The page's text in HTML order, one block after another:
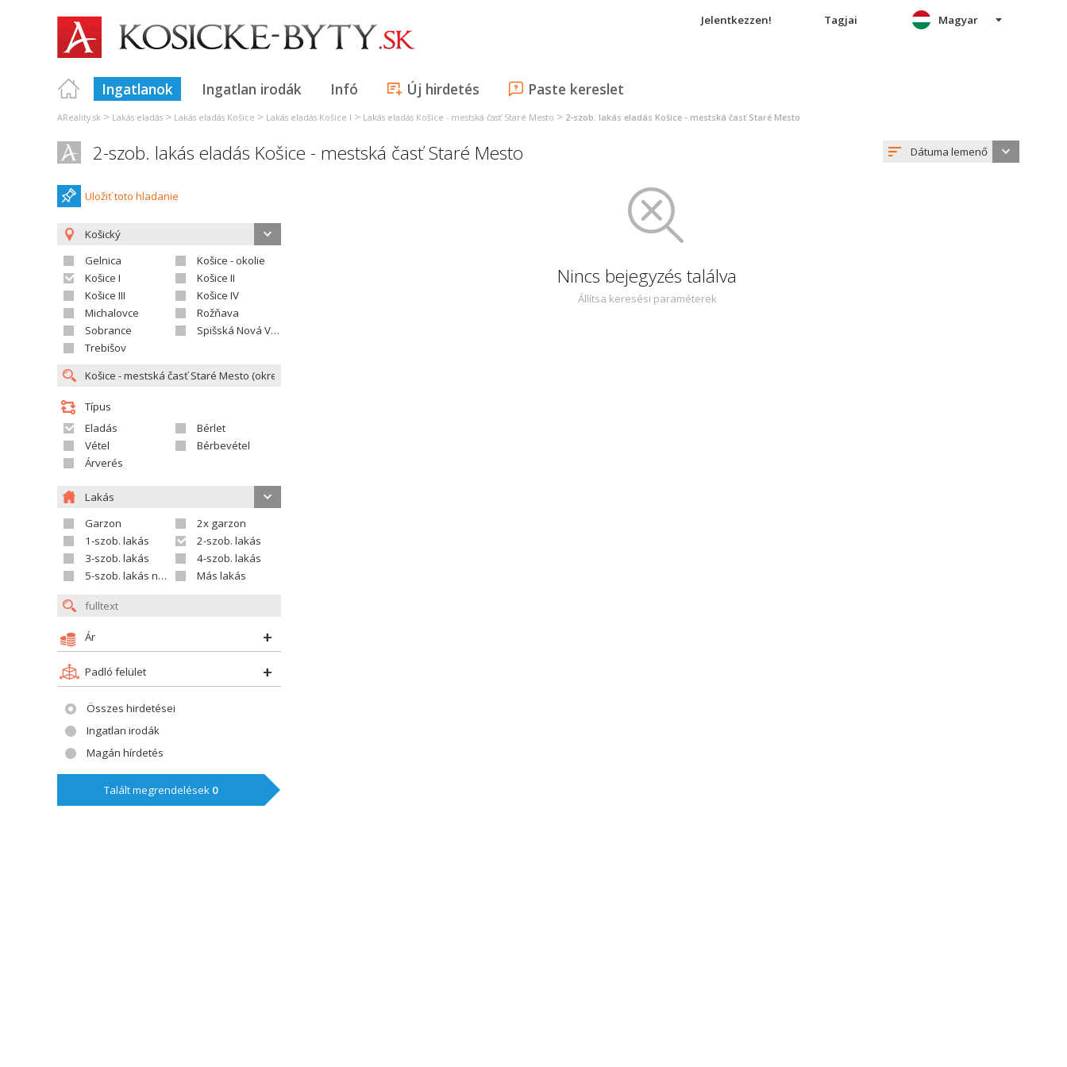
Jelentkezzen! Tagjai
Ingatlanok Ingatlan irodák Infó Új hirdetés Paste kereslet
Magyar
AReality.sk > Lakás eladás > Lakás eladás Košice > Lakás eladás Košice I > Lakás eladás Košice - mestská časť Staré Mesto > 2-szob. lakás eladás Košice - mestská časť Staré Mesto
2-szob. lakás eladás Košice - mestská časť Staré Mesto Dátuma lemenő
Uložiť toto hladanie
Košický
Gelnica
Košice - okolie
Košice I
Košice II
Košice III
Košice IV
Michalovce
Rožňava
Sobrance
Spišská Nová Ves
Trebišov
Típus
Eladás
Bérlet
Vétel
Bérbevétel
Árverés
Lakás
Garzon
2x garzon
1-szob. lakás
2-szob. lakás
3-szob. lakás
4-szob. lakás
5-szob. lakás nagyobb
Más lakás
Ár
Padló felület
Összes hirdetései
Ingatlan irodák
Magán hírdetés
Talált megrendelések 0
Nincs bejegyzés találva
Állítsa keresési paraméterek